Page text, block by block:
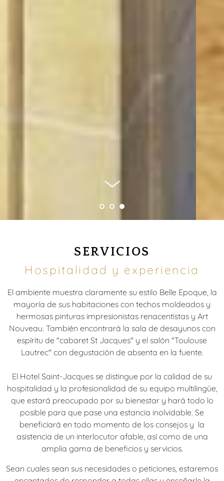
SERVICIOS
Hospitalidad y experiencia
El ambiente muestra claramente su estilo Belle Epoque, la
mayoría de sus habitaciones con techos moldeados y
hermosas pinturas impresionistas renacentistas y Art
Nouveau. También encontrará la sala de desayunos con
espíritu de "cabaret St Jacques" y el salón "Toulouse
Lautrec" con degustación de absenta en la fuente.
El Hotel Saint-Jacques se distingue por la calidad de su
hospitalidad y la profesionalidad de su equipo multilingüe,
que estará preocupado por su bienestar y hará todo lo
posible para que pase una estancia inolvidable. Se
beneficiará en todo momento de los consejos y la
asistencia de un interlocutor afable, así como de una
amplia gama de beneficios y servicios.
Sean cuales sean sus necesidades o peticiones, estaremos